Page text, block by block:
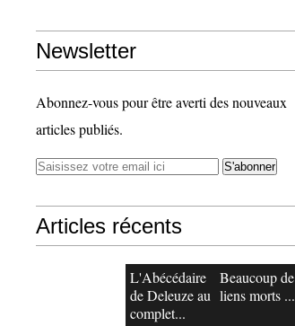
Newsletter
Abonnez-vous pour être averti des nouveaux
articles publiés.
Articles récents
L'Abécédaire
de Deleuze au
complet...
Beaucoup de
liens morts ...